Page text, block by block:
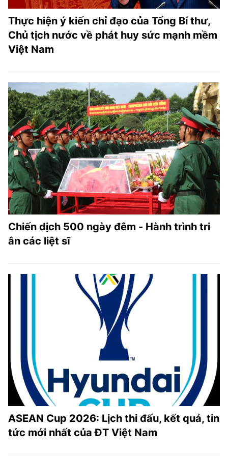
Thực hiện ý kiến chỉ đạo của Tổng Bí thư,
Chủ tịch nước về phát huy sức mạnh mềm
Việt Nam
Chiến dịch 500 ngày đêm - Hành trình tri
ân các liệt sĩ
ASEAN Cup 2026: Lịch thi đấu, kết quả, tin
tức mới nhất của ĐT Việt Nam